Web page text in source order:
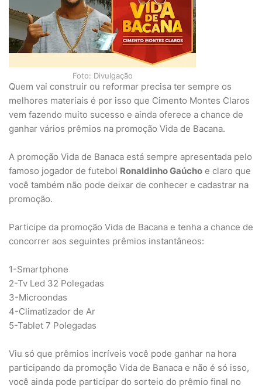
Foto: Divulgação
Quem vai construir ou reformar precisa ter sempre os
melhores materiais é por isso que Cimento Montes Claros
vem fazendo muito sucesso e ainda oferece a chance de
ganhar vários prêmios na promoção Vida de Bacana.
A promoção Vida de Banaca está sempre apresentada pelo
famoso jogador de futebol Ronaldinho Gaúcho e claro que
você também não pode deixar de conhecer e cadastrar na
promoção.
Participe da promoção Vida de Bacana e tenha a chance de
concorrer aos seguintes prêmios instantâneos:
1-Smartphone
2-Tv Led 32 Polegadas
3-Microondas
4-Climatizador de Ar
5-Tablet 7 Polegadas
Viu só que prêmios incríveis você pode ganhar na hora
participando da promoção Vida de Banaca e não é só isso,
você ainda pode participar do sorteio do prêmio final no